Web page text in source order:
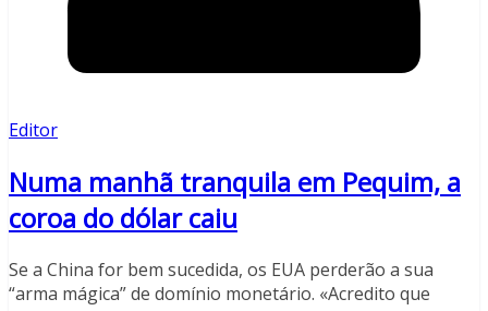
Editor
Numa manhã tranquila em Pequim, a
coroa do dólar caiu
Se a China for bem sucedida, os EUA perderão a sua
“arma mágica” de domínio monetário. «Acredito que